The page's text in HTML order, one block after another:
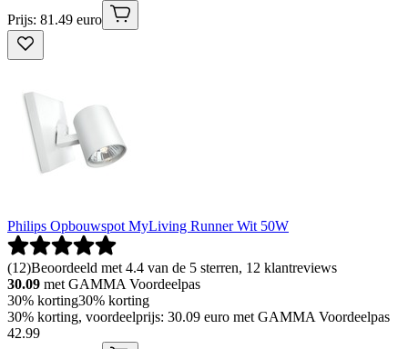
Prijs: 81.49 euro
Philips Opbouwspot MyLiving Runner Wit 50W
(12)Beoordeeld met 4.4 van de 5 sterren, 12 klantreviews
30.09 met GAMMA Voordeelpas
30% korting30% korting
30% korting, voordeelprijs: 30.09 euro met GAMMA Voordeelpas
42.99